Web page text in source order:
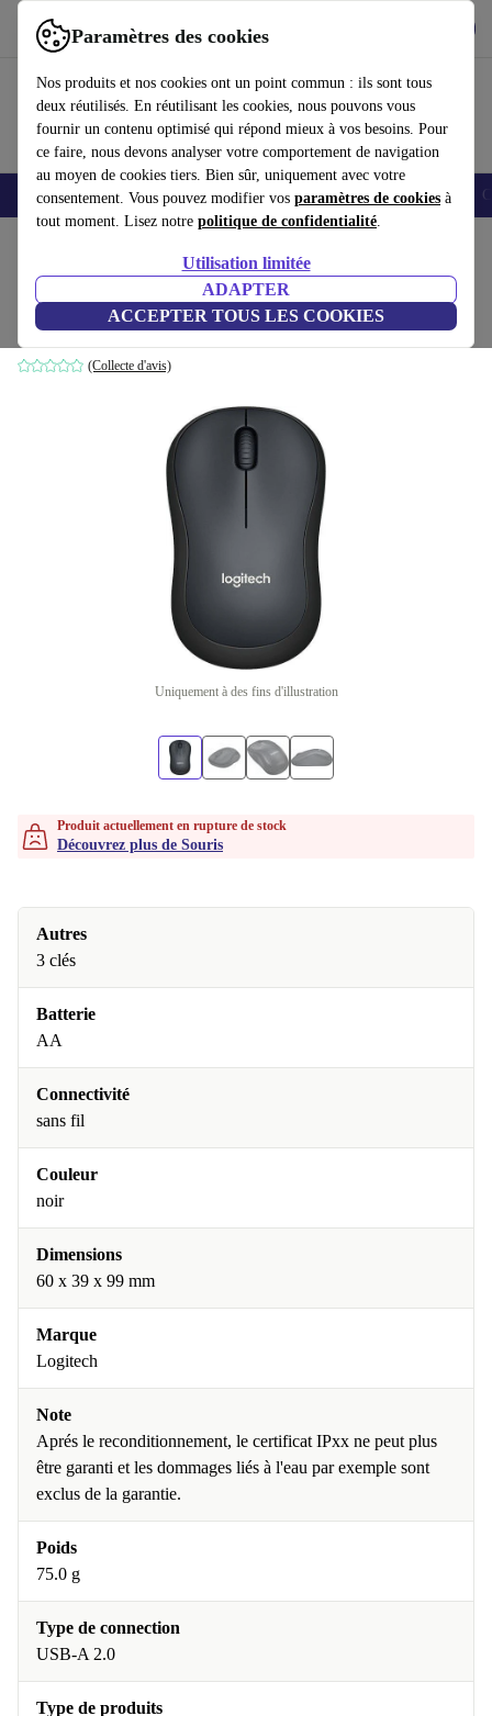
Paramètres des cookies
Nos produits et nos cookies ont un point commun : ils sont tous
deux réutilisés. En réutilisant les cookies, nous pouvons vous
fournir un contenu optimisé qui répond mieux à vos besoins. Pour
ce faire, nous devons analyser votre comportement de navigation
au moyen de cookies tiers. Bien sûr, uniquement avec votre
consentement. Vous pouvez modifier vos paramètres de cookies à
tout moment. Lisez notre politique de confidentialité.
Utilisation limitée
ADAPTER
ACCEPTER TOUS LES COOKIES
Utilisez refurbed rapidement et facilement
Smartphones Laptops Tablettes Montres connectées Accessoires
Logitech M220 silencieux
Noir
(Collecte d'avis)
Uniquement à des fins d'illustration
Produit actuellement en rupture de stock
Découvrez plus de Souris
Autres
3 clés
Batterie
AA
Connectivité
sans fil
Couleur
noir
Dimensions
60 x 39 x 99 mm
Marque
Logitech
Note
Aprés le reconditionnement, le certificat IPxx ne peut plus
être garanti et les dommages liés à l'eau par exemple sont
exclus de la garantie.
Poids
75.0 g
Type de connection
USB-A 2.0
Type de produits